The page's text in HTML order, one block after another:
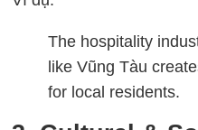
The hospitality
like Vũng Tàu
for local residents.